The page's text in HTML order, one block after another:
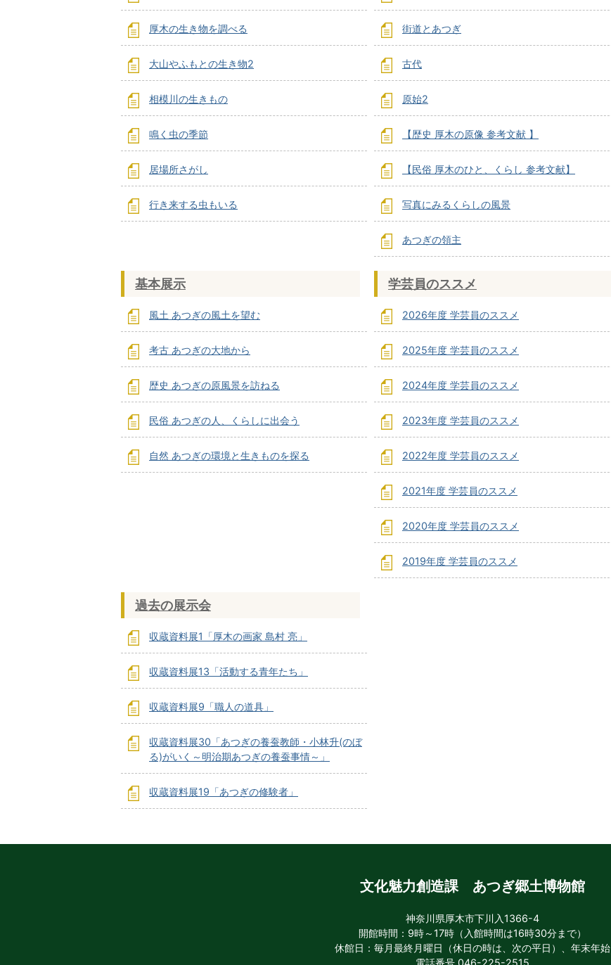
厚木の生き物を調べる
大山やふもとの生き物2
相模川の生きもの
鳴く虫の季節
居場所さがし
行き来する虫もいる
街道とあつぎ
古代
原始2
【歴史 厚木の原像 参考文献 】
【民俗 厚木のひと、くらし 参考文献】
写真にみるくらしの風景
あつぎの領主
基本展示
風土 あつぎの風土を望む
考古 あつぎの大地から
歴史 あつぎの原風景を訪ねる
民俗 あつぎの人、くらしに出会う
自然 あつぎの環境と生きものを探る
学芸員のススメ
2026年度 学芸員のススメ
2025年度 学芸員のススメ
2024年度 学芸員のススメ
2023年度 学芸員のススメ
2022年度 学芸員のススメ
2021年度 学芸員のススメ
2020年度 学芸員のススメ
2019年度 学芸員のススメ
過去の展示会
収蔵資料展1「厚木の画家 島村 亮」
収蔵資料展13「活動する青年たち」
収蔵資料展9「職人の道具」
収蔵資料展30「あつぎの養蚕教師・小林升(のぼ
る)がいく～明治期あつぎの養蚕事情～」
収蔵資料展19「あつぎの修験者」
文化魅力創造課 あつぎ郷土博物館
神奈川県厚木市下川入1366-4
開館時間：9時～17時（入館時間は16時30分まで）
休館日：毎月最終月曜日（休日の時は、次の平日）、年末年始
電話番号 046-225-2515